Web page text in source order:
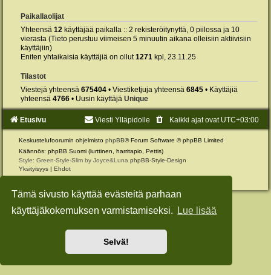
Tämä sivusto käyttää evästeitä parhaan
käyttäjäkokemuksen varmistamiseksi.
Lue lisää
Selvä!
Paikallaolijat
Yhteensä 12 käyttäjää paikalla :: 2 rekisteröitynyttä, 0 piilossa ja 10
vierasta (Tieto perustuu viimeisen 5 minuutin aikana olleisiin aktiivisiin
käyttäjiin)
Eniten yhtaikaisia käyttäjiä on ollut1271 kpl, 23.11.25
Tilastot
Viestejä yhteensä 675404 • Viestiketjuja yhteensä 6845 • Käyttäjiä
yhteensä 4766 • Uusin käyttäjä Unique
Etusivu Kaikki ajat ovat UTC+03:00
Viesti Ylläpidolle
Keskustelufoorumin ohjelmisto phpBB® Forum Software © phpBB Limited
Käännös: phpBB Suomi (lurttinen, harritapio, Pettis)
Style: Green-Style-Slim by Joyce&Luna phpBB-Style-Design
Yksityisyys | Ehdot